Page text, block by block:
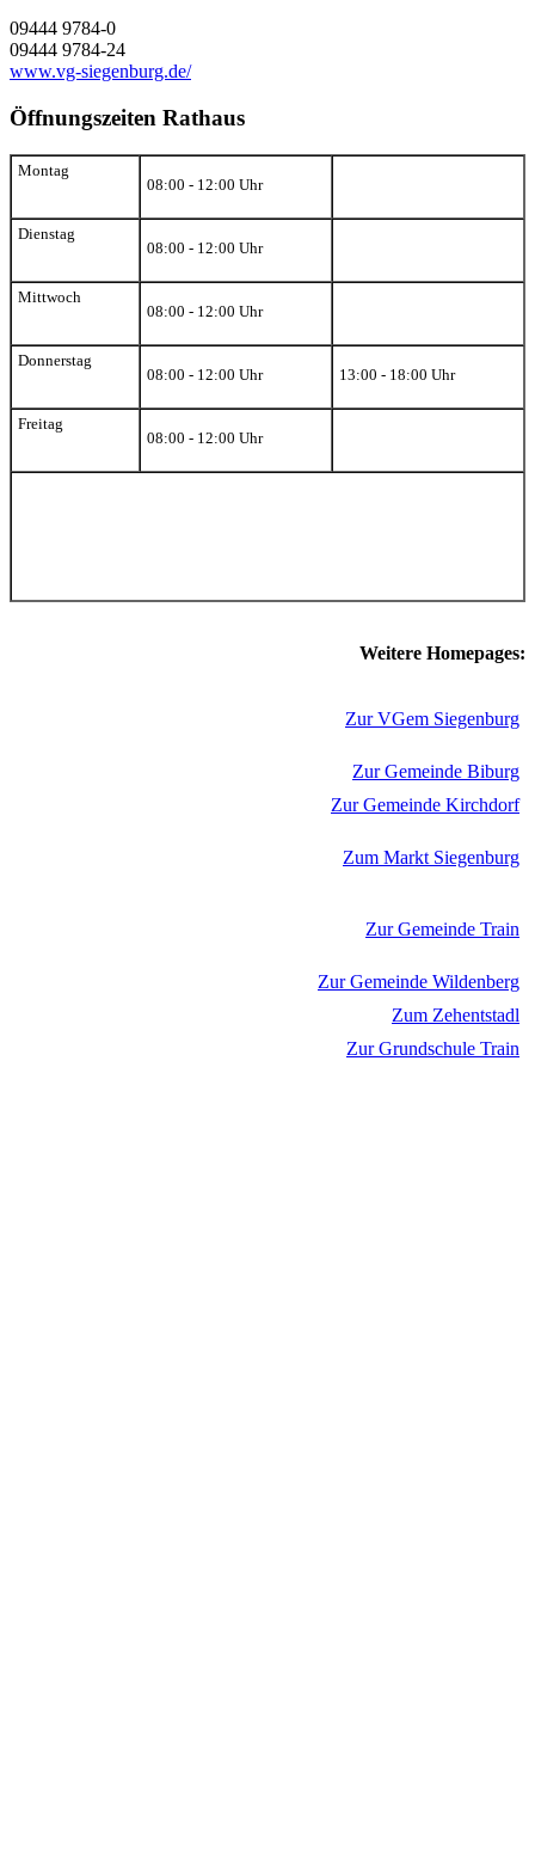
09444 9784-0
09444 9784-24
www.vg-siegenburg.de/
Öffnungszeiten Rathaus
Montag
08:00 - 12:00 Uhr
Dienstag
08:00 - 12:00 Uhr
Mittwoch
08:00 - 12:00 Uhr
Donnerstag
08:00 - 12:00 Uhr
13:00 - 18:00 Uhr
Freitag
08:00 - 12:00 Uhr
Weitere Homepages:
Zur VGem Siegenburg
Zur Gemeinde Biburg
Zur Gemeinde Kirchdorf
Zum Markt Siegenburg
Zur Gemeinde Train
Zur Gemeinde Wildenberg
Zum Zehentstadl
Zur Grundschule Train